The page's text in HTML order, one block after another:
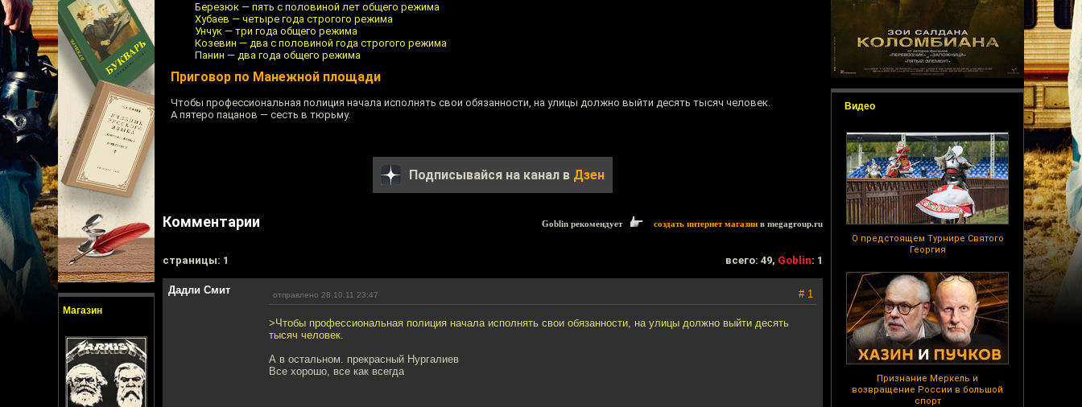
Магазин
Видео
О предстоящем Турнире Святого
Георгия
Признание Меркель и
возвращение России в большой
спорт
Березюк — пять с половиной лет общего режима
Хубаев — четыре года строгого режима
Унчук — три года общего режима
Козевин — два с половиной года строгого режима
Панин — два года общего режима
Приговор по Манежной площади
Чтобы профессиональная полиция начала исполнять свои обязанности, на улицы должно выйти десять тысяч человек.
А пятеро пацанов — сесть в тюрьму.
Подписывайся на канал в Дзен
Комментарии Goblin рекомендует создать интернет магазин в megagroup.ru
cтраницы: 1 всего: 49, Goblin: 1
Дадли Смит отправлено 28.10.11 23:47 # 1
>Чтобы профессиональная полиция начала исполнять свои обязанности, на улицы должно выйти десять
тысяч человек.
А в остальном. прекрасный Нургалиев
Все хорошо, все как всегда